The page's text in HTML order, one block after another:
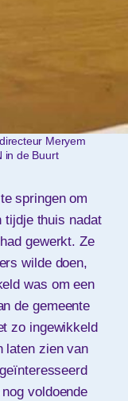
Meryem
in de Buurt
springen om
tijdje thuis nadat
gewerkt. Ze
wilde doen,
was om een
de gemeente
zo ingewikkeld
laten zien van
voldoende